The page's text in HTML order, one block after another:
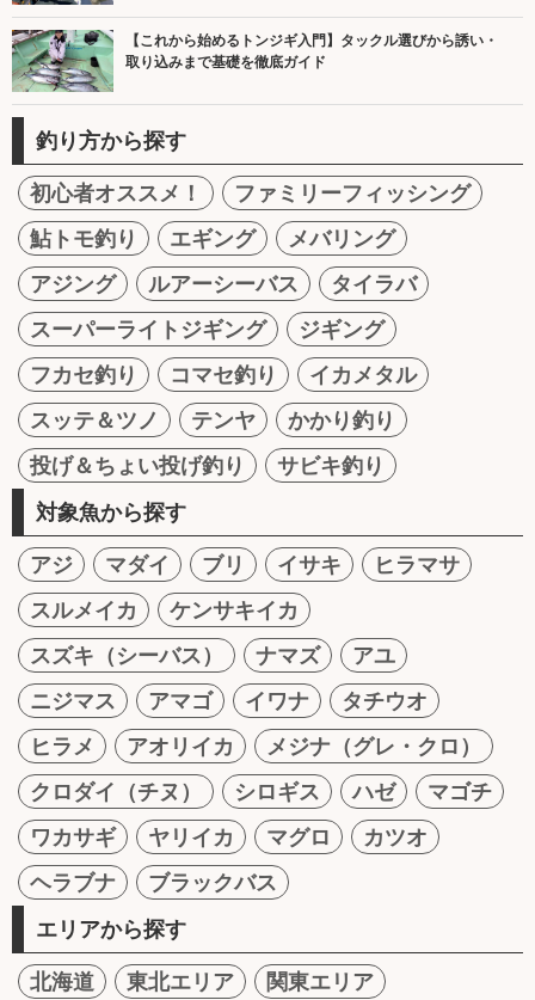
【これから始めるトンジギ入門】タックル選びから誘い・
取り込みまで基礎を徹底ガイド
釣り方から探す
初心者オススメ！
ファミリーフィッシング
鮎トモ釣り
エギング
メバリング
アジング
ルアーシーバス
タイラバ
スーパーライトジギング
ジギング
フカセ釣り
コマセ釣り
イカメタル
スッテ＆ツノ
テンヤ
かかり釣り
投げ＆ちょい投げ釣り
サビキ釣り
対象魚から探す
アジ マダイ ブリ イサキ
ヒラマサ
スルメイカ
ケンサキイカ
スズキ（シーバス）
ナマズ
アユ
ニジマス
アマゴ イワナ
タチウオ
ヒラメ
アオリイカ
メジナ（グレ・クロ）
クロダイ（チヌ）
シロギス ハゼ
マゴチ
ワカサギ
ヤリイカ マグロ
カツオ
ヘラブナ
ブラックバス
エリアから探す
北海道 東北エリア
関東エリア